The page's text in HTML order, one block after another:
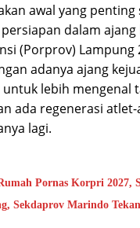
awal yang
dalam
(Porprov) Lampung
adanya ajang
lebih
ada regenerasi
lagi.
Pornas Korpri 2027,
Sekdaprov Marindo